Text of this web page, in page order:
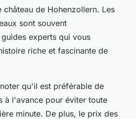
de Hohenzollern. Les
sont souvent
experts qui vous
riche et fascinante de
qu'il est préférable de
à l'avance pour éviter toute
minute. De plus, le prix des